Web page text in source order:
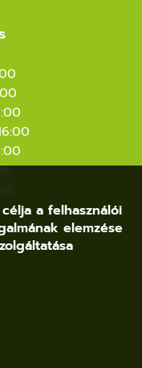
a felhasználói
elemzése